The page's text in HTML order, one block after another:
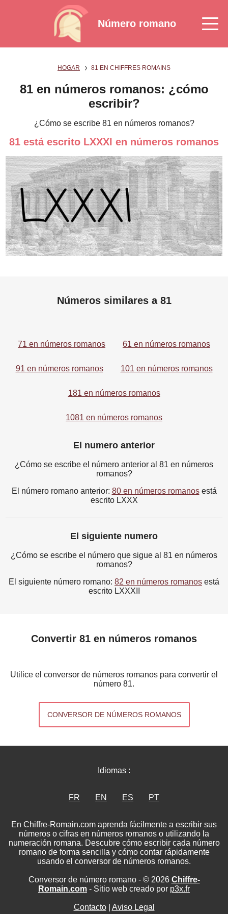
Número romano
HOGAR 81 EN CHIFFRES ROMAINS
81 en números romanos: ¿cómo
escribir?
¿Cómo se escribe 81 en números romanos?
81 está escrito LXXXI en números romanos
Números similares a 81
71 en números romanos 61 en números romanos
91 en números romanos 101 en números romanos
181 en números romanos
1081 en números romanos
El numero anterior
¿Cómo se escribe el número anterior al 81 en números
romanos?
El número romano anterior: 80 en números romanosestá
escrito LXXX
El siguiente numero
¿Cómo se escribe el número que sigue al 81 en números
romanos?
El siguiente número romano: 82 en números romanos está
escrito LXXXII
Convertir 81 en números romanos
Utilice el conversor de números romanos para convertir el
número 81.
CONVERSOR DE NÚMEROS ROMANOS
Idiomas :
FR EN ES PT
En Chiffre-Romain.com aprenda fácilmente a escribir sus
números o cifras en números romanos o utilizando la
numeración romana. Descubre cómo escribir cada número
romano de forma sencilla y cómo contar rápidamente
usando el conversor de números romanos.
Conversor de número romano - © 2026 Chiffre-
Romain.com - Sitio web creado por p3x.fr
Contacto| Aviso Legal